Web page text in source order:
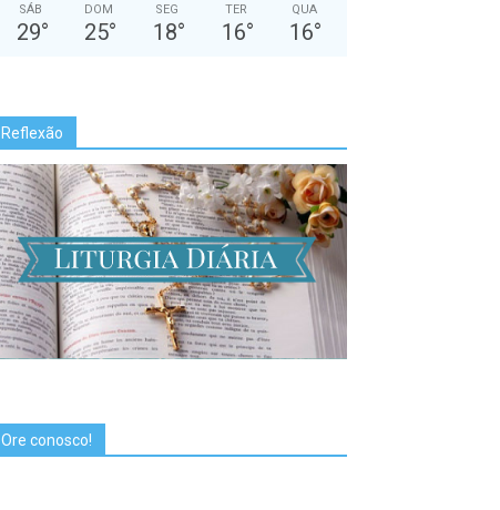
SÁB
29°
DOM
25°
SEG
18°
TER
16°
QUA
16°
Reflexão
Ore conosco!